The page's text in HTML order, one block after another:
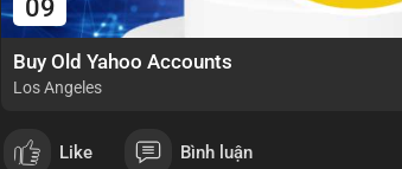
09
Buy Old Yahoo Accounts
Los Angeles
Like Bình luận